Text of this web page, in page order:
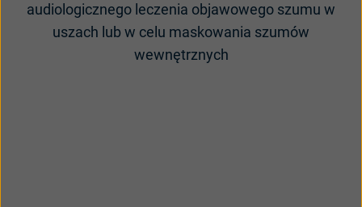
audiologicznego leczenia objawowego szumu w
uszach lub w celu maskowania szumów
wewnętrznych